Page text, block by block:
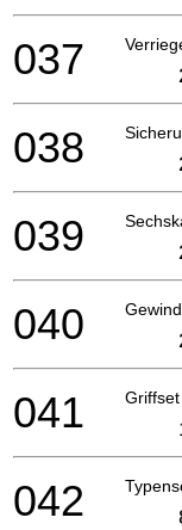
037
038
039
040
Griffset
041
042